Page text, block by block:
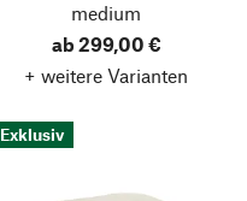
medium
ab 299,00 €
+ weitere Varianten
Exklusiv